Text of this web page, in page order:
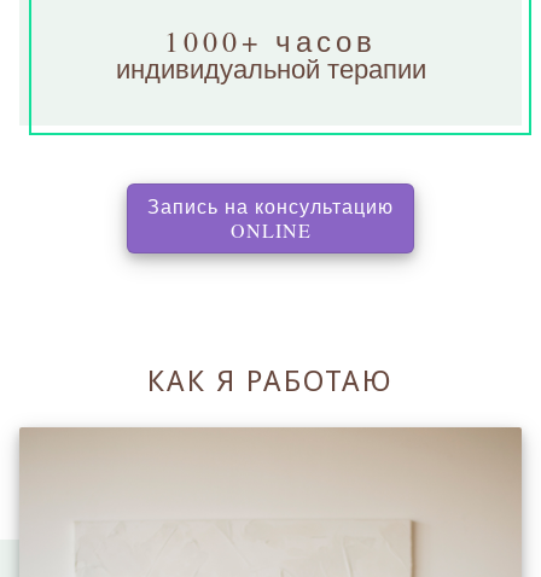
1000+ часов
индивидуальной терапии
Запись на консультацию
ONLINE, перенаправляет на
КАК Я РАБОТАЮ